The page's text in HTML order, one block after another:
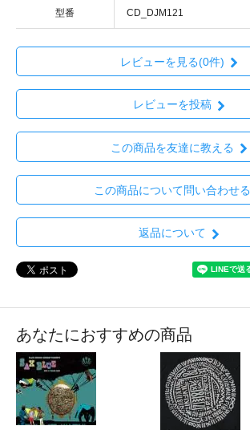
型番 CD_DJM121
レビューを見る(0件)
レビューを投稿
この商品を友達に教える
この商品について問い合わせる
返品について
あなたにおすすめの商品